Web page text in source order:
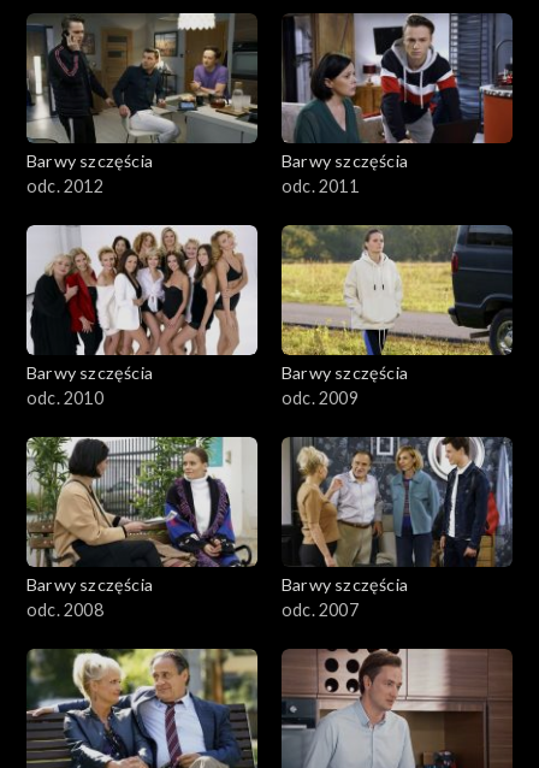
Barwy szczęścia
odc. 2012
Barwy szczęścia
odc. 2011
Barwy szczęścia
odc. 2010
Barwy szczęścia
odc. 2009
Barwy szczęścia
odc. 2008
Barwy szczęścia
odc. 2007